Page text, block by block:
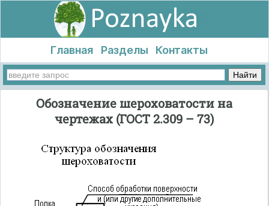
Главная Разделы Контакты
Обозначение шероховатости на
чертежах (ГОСТ 2.309 – 73)